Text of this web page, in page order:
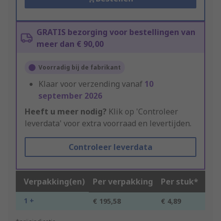
GRATIS bezorging voor bestellingen van
meer dan € 90,00
Voorradig bij de fabrikant
Klaar voor verzending vanaf 10
september 2026
Heeft u meer nodig? Klik op 'Controleer
leverdata' voor extra voorraad en levertijden.
Controleer leverdata
Verpakking(en) Per verpakking Per stuk*
1 + € 195,58 € 4,89